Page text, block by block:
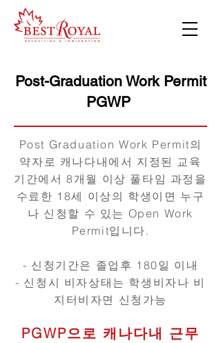
Post-Graduation Work Permit
PGWP
Post Graduation Work Permit의
약자로 캐나다내에서 지정된 교육
기간에서 8개월 이상 풀타임 과정을
수료한 18세 이상의 학생이면 누구
나 신청할 수 있는 Open Work
Permit입니다.
- 신청기간은 졸업후 180일 이내
- 신청시 비자상태는 학생비자나 비
지터비자면 신청가능
PGWP으로 캐나다내 근무